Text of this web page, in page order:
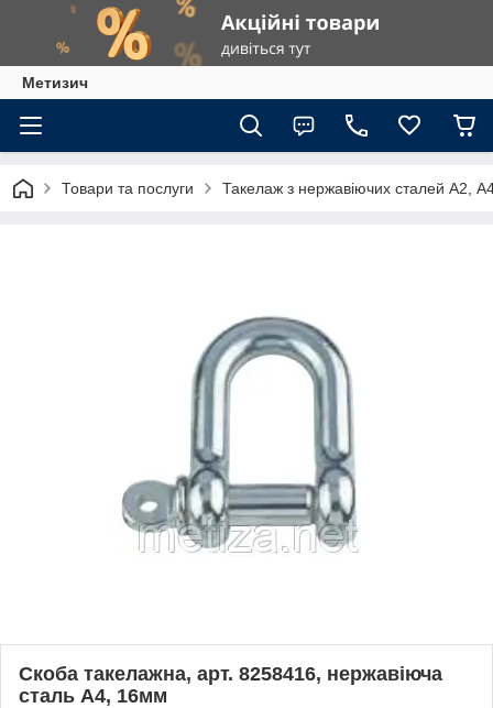
Метизич
Товари та послуги Такелаж з нержавіючих сталей А2,
Скоба такелажна, арт. 8258416, нержавіюча
сталь А4, 16мм